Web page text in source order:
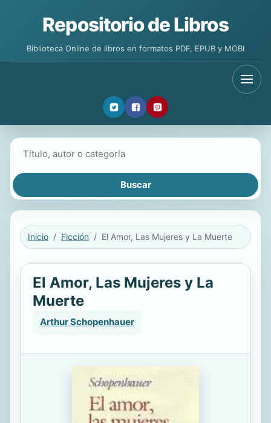
Repositorio de Libros
Biblioteca Online de libros en formatos PDF, EPUB y MOBI
Inicio Ficción El Amor, Las Mujeres y La Muerte
El Amor, Las Mujeres y La
Muerte
Arthur Schopenhauer